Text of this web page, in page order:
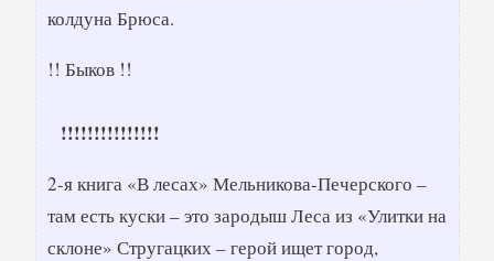
колдуна Брюса.
!! Быков !!
!!!!!!!!!!!!!!!
2-я книга «В лесах» Мельникова-Печерского –
там есть куски – это зародыш Леса из «Улитки на
склоне» Стругацких – герой ищет город,